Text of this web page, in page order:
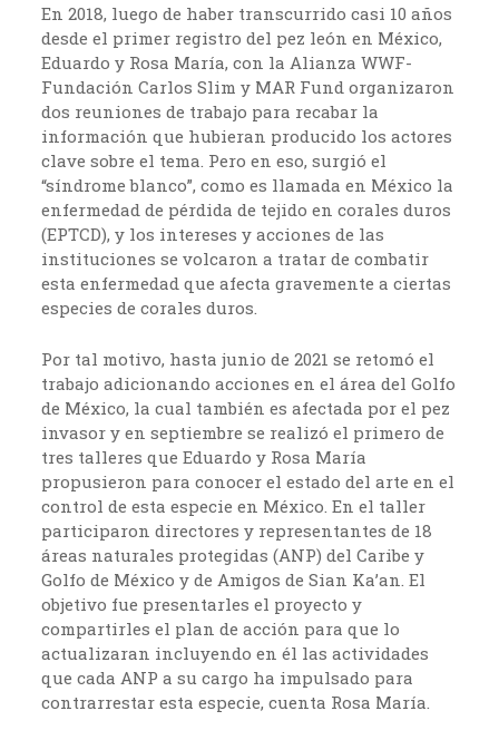
En 2018, luego de haber transcurrido casi 10 años
desde el primer registro del pez león en México,
Eduardo y Rosa María, con la Alianza WWF-
Fundación Carlos Slim y MAR Fund organizaron
dos reuniones de trabajo para recabar la
información que hubieran producido los actores
clave sobre el tema. Pero en eso, surgió el
“síndrome blanco”, como es llamada en México la
enfermedad de pérdida de tejido en corales duros
(EPTCD), y los intereses y acciones de las
instituciones se volcaron a tratar de combatir
esta enfermedad que afecta gravemente a ciertas
especies de corales duros.
Por tal motivo, hasta junio de 2021 se retomó el
trabajo adicionando acciones en el área del Golfo
de México, la cual también es afectada por el pez
invasor y en septiembre se realizó el primero de
tres talleres que Eduardo y Rosa María
propusieron para conocer el estado del arte en el
control de esta especie en México. En el taller
participaron directores y representantes de 18
áreas naturales protegidas (ANP) del Caribe y
Golfo de México y de Amigos de Sian Ka’an. El
objetivo fue presentarles el proyecto y
compartirles el plan de acción para que lo
actualizaran incluyendo en él las actividades
que cada ANP a su cargo ha impulsado para
contrarrestar esta especie, cuenta Rosa María.